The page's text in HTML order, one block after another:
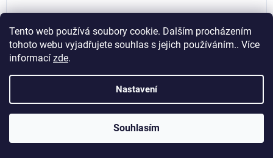
Tento web používá soubory cookie. Dalším procházením
tohoto webu vyjadřujete souhlas s jejich používáním.. Více
informací zde.
Nastavení
Souhlasím